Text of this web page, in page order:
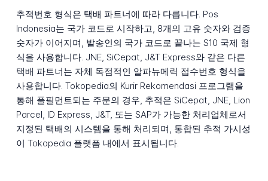
추적번호 형식은 택배 파트너에 따라 다릅니다. Pos
Indonesia는 국가 코드로 시작하고, 8개의 고유 숫자와 검증
숫자가 이어지며, 발송인의 국가 코드로 끝나는 S10 국제 형
식을 사용합니다. JNE, SiCepat, J&T Express와 같은 다른
택배 파트너는 자체 독점적인 알파뉴메릭 접수번호 형식을
사용합니다. Tokopedia의 Kurir Rekomendasi 프로그램을
통해 풀필먼트되는 주문의 경우, 추적은 SiCepat, JNE, Lion
Parcel, ID Express, J&T, 또는 SAP가 가능한 처리업체로서
지정된 택배의 시스템을 통해 처리되며, 통합된 추적 가시성
이 Tokopedia 플랫폼 내에서 표시됩니다.